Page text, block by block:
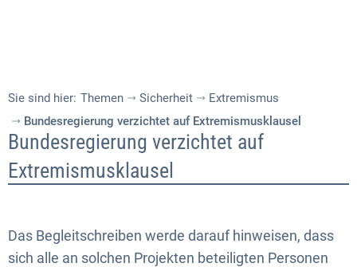
Sie sind hier: Themen Sicherheit
Extremismus
Bundesregierung verzichtet auf Extremismusklausel
Bundesregierung
verzichtet
Extremismusklausel
Bundesregierung verzichtet auf
Extremismusklausel
Das Begleitschreiben werde darauf hinweisen, dass
sich alle an solchen Projekten beteiligten Personen